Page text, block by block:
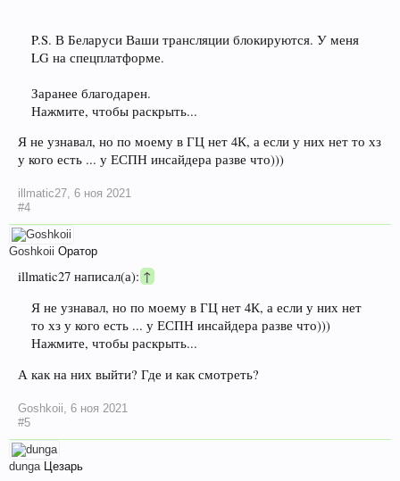
P.S. В Беларуси Ваши трансляции блокируются. У меня
LG на спецплатформе.
Заранее благодарен.
Нажмите, чтобы раскрыть...
Я не узнавал, но по моему в ГЦ нет 4К, а если у них нет то хз
у кого есть ... у ЕСПН инсайдера разве что)))
illmatic27, 6 ноя 2021
#4
Goshkoii Оратор
illmatic27 написал(а): ↑
Я не узнавал, но по моему в ГЦ нет 4К, а если у них нет
то хз у кого есть ... у ЕСПН инсайдера разве что)))
Нажмите, чтобы раскрыть...
А как на них выйти? Где и как смотреть?
Goshkoii 6 ноя 2021
#5
dunga Цезарь